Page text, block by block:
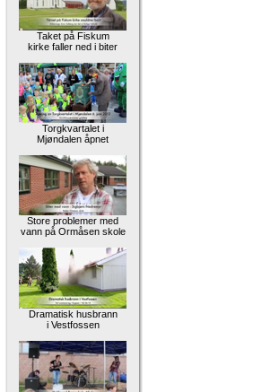
Taket på Fiskum
kirke faller ned i biter
Torgkvartalet i
Mjøndalen åpnet
Store problemer med
vann på Ormåsen skole
Dramatisk husbrann
i Vestfossen